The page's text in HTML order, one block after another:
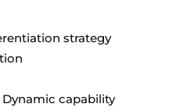
strategy
capability